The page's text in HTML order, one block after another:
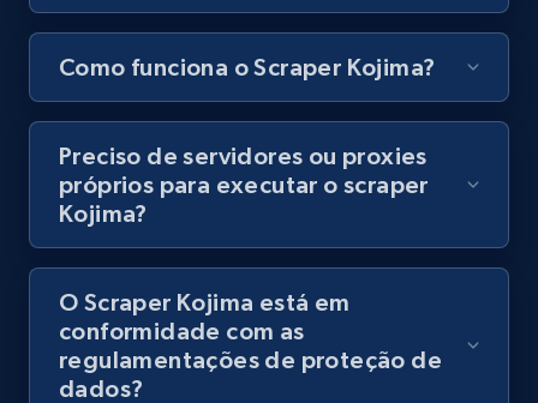
Youtube - Videos posts - Discovery records
URL, Title, Youtuber, Youtuber md5, Video url,
Video length, Likes, Views, and more.
Youtube - Videos posts - Discovery videos
Como funciona o Scraper Kojima?
Preciso de servidores ou proxies
próprios para executar o scraper
Kojima?
O Scraper Kojima está em
conformidade com as
regulamentações de proteção de
dados?